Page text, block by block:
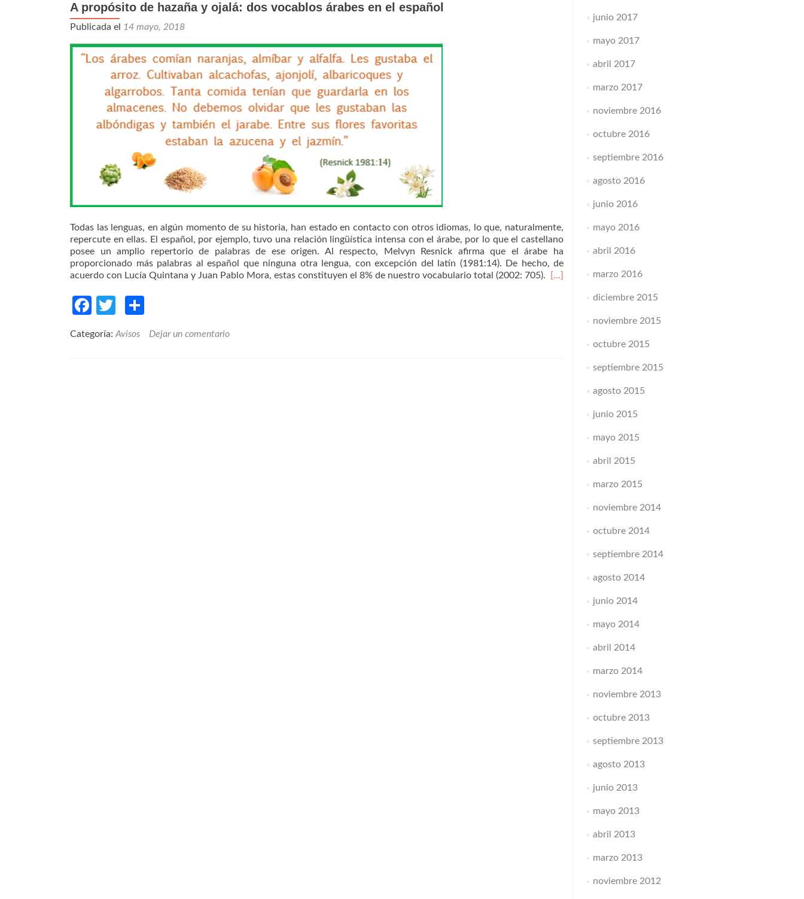
A propósito de hazaña y ojalá: dos vocablos árabes en el español
Publicada el 14 mayo, 2018
Todas las lenguas, en algún momento de su historia, han estado en contacto con otros idiomas, lo que, naturalmente,
repercute en ellas. El español, por ejemplo, tuvo una relación lingüística intensa con el árabe, por lo que el castellano
posee un amplio repertorio de palabras de ese origen. Al respecto, Melvyn Resnick afirma que el árabe ha
proporcionado más palabras al español que ninguna otra lengua, con excepción del latín (1981:14). De hecho, de
acuerdo con Lucía Quintana y Juan Pablo Mora, estas constituyen el 8% de nuestro vocabulario total (2002: 705).
[…]
Facebook
Twitter
Categoría: Avisos Dejar un comentario
junio 2017
mayo 2017
abril 2017
marzo 2017
noviembre 2016
octubre 2016
septiembre 2016
agosto 2016
junio 2016
mayo 2016
abril 2016
marzo 2016
diciembre 2015
noviembre 2015
octubre 2015
septiembre 2015
agosto 2015
junio 2015
mayo 2015
abril 2015
marzo 2015
noviembre 2014
octubre 2014
septiembre 2014
agosto 2014
junio 2014
mayo 2014
abril 2014
marzo 2014
noviembre 2013
octubre 2013
septiembre 2013
agosto 2013
junio 2013
mayo 2013
abril 2013
marzo 2013
noviembre 2012